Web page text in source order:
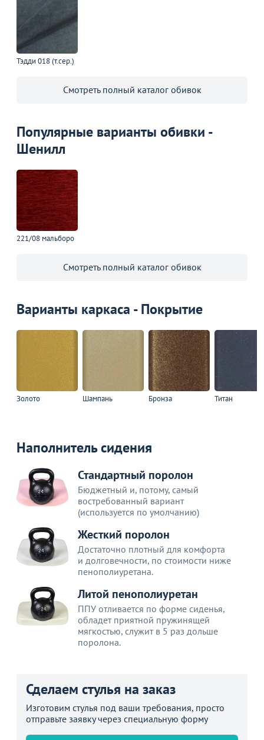
Тэдди 018 (т.сер.)
Смотреть полный каталог обивок
Популярные варианты обивки -
Шенилл
221/08 мальборо
Смотреть полный каталог обивок
Варианты каркаса - Покрытие
Золото Шампань Бронза Титан
Наполнитель сидения
Стандартный поролон
Бюджетный и, потому, самый
востребованный вариант
(используется по умолчанию)
Жесткий поролон
Достаточно плотный для комфорта
и долговечности, по стоимости ниже
пенополиуретана.
Литой пенополиуретан
ППУ отливается по форме сиденья,
обладет приятной пружинящей
мягкостью, служит в 5 раз дольше
поролона.
Сделаем стулья на заказ
Изготовим стулья под ваши требования, просто
отправьте заявку через специальную форму